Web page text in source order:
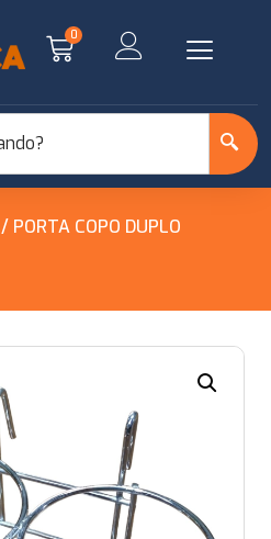
0
/ PORTA COPO DUPLO